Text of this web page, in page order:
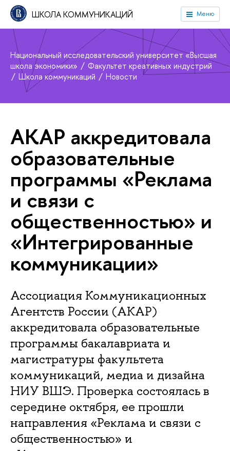
ШКОЛА КОММУНИКАЦИЙ Меню
Национальный исследовательский университет «Высшая
школа экономики»
Факультет креативных индустрий
Школа коммуникаций
Новости
АКАР аккредитовала
образовательные
программы «Реклама
и связи с
общественностью» и
«Интегрированные
коммуникации»
Ассоциация Коммуникационных
Агентств России (АКАР)
аккредитовала образовательные
программы бакалавриата и
магистратуры факультета
коммуникаций, медиа и дизайна
НИУ ВШЭ. Проверка состоялась в
середине октября, ее прошли
направления «Реклама и связи с
общественностью» и